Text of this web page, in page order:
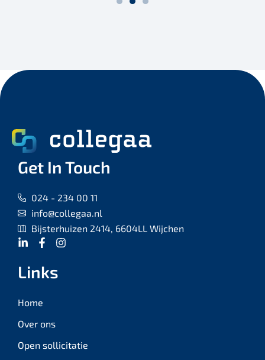
Get In Touch
024 - 234 00 11
info@collegaa.nl
Bijsterhuizen 2414, 6604LL Wijchen
Links
Home
Over ons
Open sollicitatie